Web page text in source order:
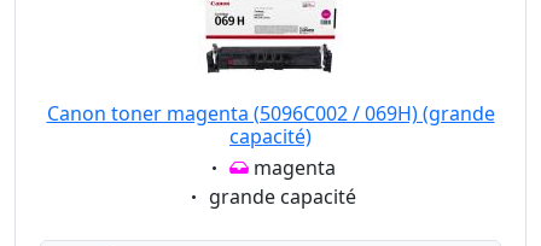
Canon toner magenta (5096C002 / 069H) (grande
capacité)
Eigenschaft:
magenta
Eigenschaft:
grande capacité